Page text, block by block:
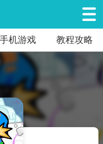
手机游戏 教程攻略